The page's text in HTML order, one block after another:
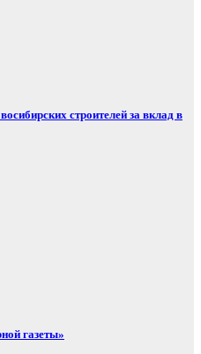
строителей за вклад в
газеты»